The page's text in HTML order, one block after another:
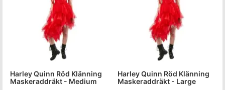
Harley Quinn Röd Klänning
Maskeraddräkt - Medium
Harley Quinn Röd Klänning
Maskeraddräkt - Large